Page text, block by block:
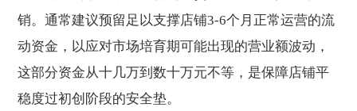
销。通常建议预留足以支撑店铺3-6个月正常运营的流
动资金，以应对市场培育期可能出现的营业额波动，
这部分资金从十几万到数十万元不等，是保障店铺平
稳度过初创阶段的安全垫。